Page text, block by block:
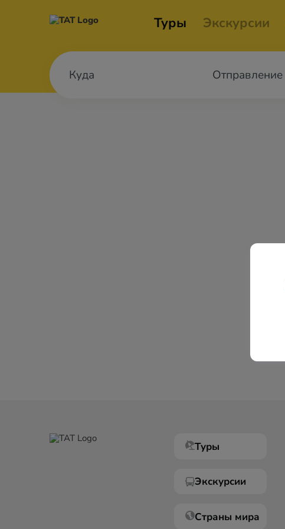
Туры Экскурсии
Отправление
Туры
Экскурсии
Страны мира